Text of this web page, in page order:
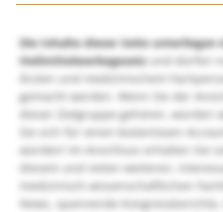
Die Inhalte dieser Seite unterliegen
Heilmittelwerbegesetzund dürfen
Ärzten und medizinischem
gemacht werden. Wenn Sie der
dieser Zielgruppe gehören, würden
Sie sich für einen kostenlosen
würden! Im Anschluss erhalten Sie
diesem und vielen weiteren,
medizinisch-wissenschaftlichen
News, spannende